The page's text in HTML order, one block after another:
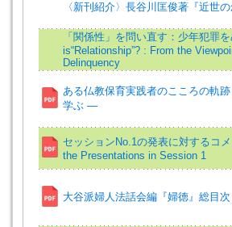
〈新刊紹介〉長谷川匡俊著『近世
「関係性」を問い直す：少年犯罪
is“Relationship”? : From the
Delinquency
ある仏教保育実践者のこころの軌
学ぶ —
セッションNo.1の発表に対するコ
the Presentations in Session 1
大谷派婦人法話会編『婦徳』総目次